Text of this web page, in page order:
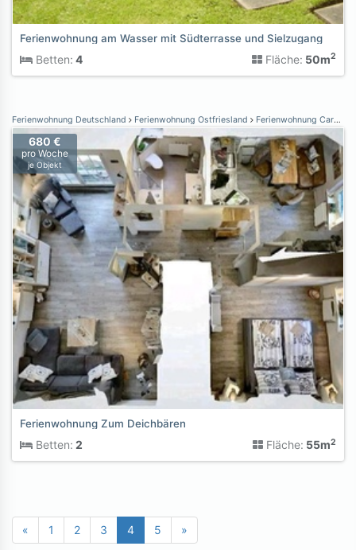
Ferienwohnung am Wasser mit Südterrasse und Sielzugang
Betten: 4 Fläche: 50m2
Ferienwohnung Deutschland Ferienwohnung Ostfriesland Ferienwohnung Carolinensiel
680 €
pro Woche
je Objekt
Ferienwohnung Zum Deichbären
Betten: 2 Fläche: 55m2
« 1 2 3 4 5 »